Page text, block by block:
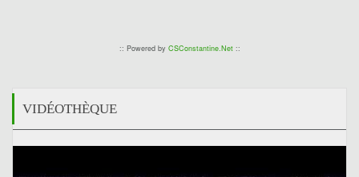
:: Powered by CSConstantine.Net::
VIDÉOTHÈQUE